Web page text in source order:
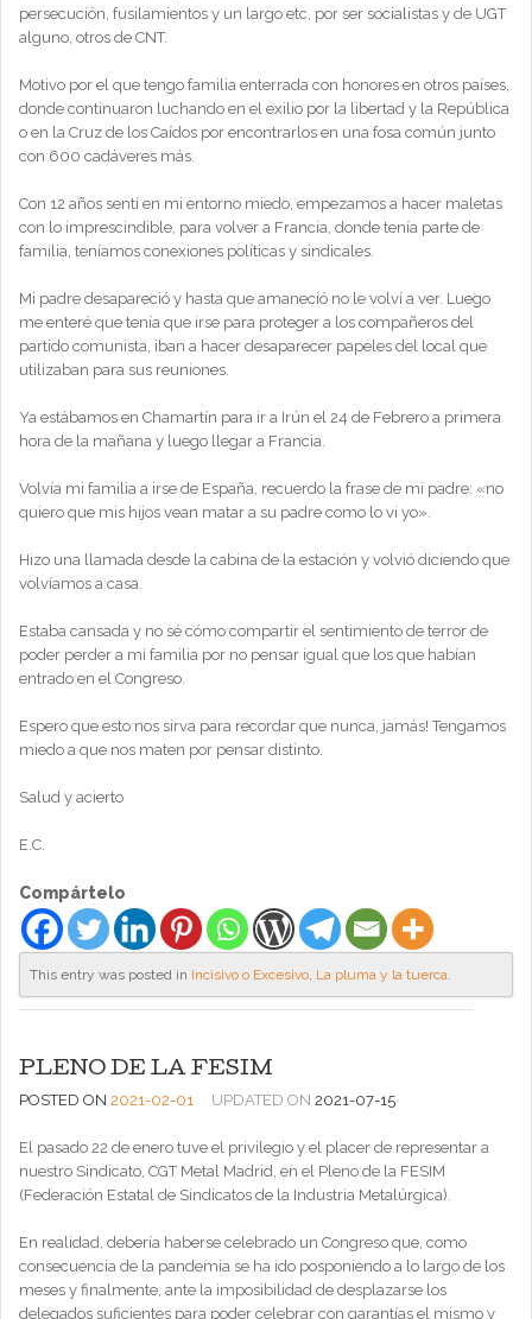
persecución, fusilamientos y un largo etc, por ser socialistas y de UGT
alguno, otros de CNT.
Motivo por el que tengo familia enterrada con honores en otros países,
donde continuaron luchando en el exilio por la libertad y la República
o en la Cruz de los Caídos por encontrarlos en una fosa común junto
con 600 cadáveres más.
Con 12 años sentí en mi entorno miedo, empezamos a hacer maletas
con lo imprescindible, para volver a Francia, donde tenía parte de
familia, teníamos conexiones políticas y sindicales.
Mi padre desapareció y hasta que amaneció no le volví a ver. Luego
me enteré que tenía que irse para proteger a los compañeros del
partido comunista, iban a hacer desaparecer papeles del local que
utilizaban para sus reuniones.
Ya estábamos en Chamartín para ir a Irún el 24 de Febrero a primera
hora de la mañana y luego llegar a Francia.
Volvía mi familia a irse de España, recuerdo la frase de mi padre: «no
quiero que mis hijos vean matar a su padre como lo vi yo».
Hizo una llamada desde la cabina de la estación y volvió diciendo que
volvíamos a casa.
Estaba cansada y no sé cómo compartir el sentimiento de terror de
poder perder a mi familia por no pensar igual que los que habían
entrado en el Congreso.
Espero que esto nos sirva para recordar que nunca, jamás! Tengamos
miedo a que nos maten por pensar distinto.
Salud y acierto
E.C.
Compártelo
This entry was posted in Incisivo o Excesivo La pluma y la tuerca
PLENO DE LA FESIM
POSTED ON 2021-02-01 UPDATED ON 2021-07-15
El pasado 22 de enero tuve el privilegio y el placer de representar a
nuestro Sindicato, CGT Metal Madrid, en el Pleno de la FESIM
(Federación Estatal de Sindicatos de la Industria Metalúrgica).
En realidad, debería haberse celebrado un Congreso que, como
consecuencia de la pandemia se ha ido posponiendo a lo largo de los
meses y finalmente, ante la imposibilidad de desplazarse los
delegados suficientes para poder celebrar con garantías el mismo y